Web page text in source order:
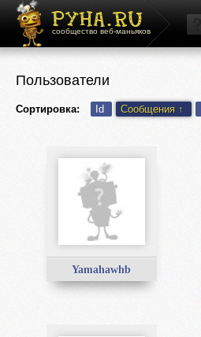
сообщество веб-маньяков
Пользователи
Сортировка: Id Сообщения ↑
Yamahawhb